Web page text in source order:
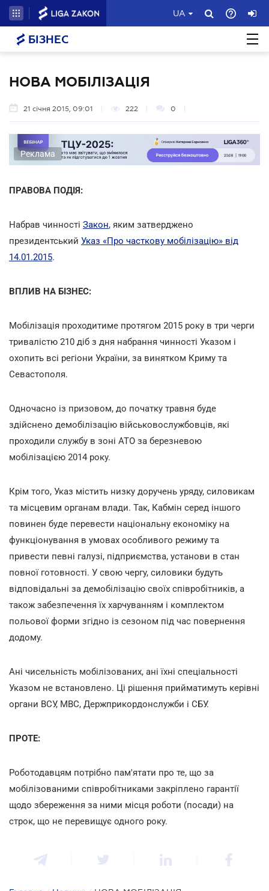
UA
БІЗНЕС
НОВА МОБІЛІЗАЦІЯ
21 січня 2015, 09:01 222 0
Реклама
ПРАВОВА ПОДІЯ:
Набрав чинності Закон, яким затверджено
президентський Указ «Про часткову мобілізацію» від
14.01.2015.
ВПЛИВ НА БІЗНЕС:
Мобілізація проходитиме протягом 2015 року в три черги
тривалістю 210 діб з дня набрання чинності Указом і
охопить всі регіони України, за винятком Криму та
Севастополя.
Одночасно із призовом, до початку травня буде
здійснено демобілізацію військовослужбовців, які
проходили службу в зоні АТО за березневою
мобілізацією 2014 року.
Крім того, Указ містить низку доручень уряду, силовикам
та місцевим органам влади. Так, Кабмін серед іншого
повинен буде перевести національну економіку на
функціонування в умовах особливого режиму та
привести певні галузі, підприємства, установи в стан
повної готовності. У свою чергу, силовики будуть
відповідальні за демобілізацію своїх співробітників, а
також забезпечення їх харчуванням і комплектом
польової форми згідно із сезоном під час повернення
додому.
Ані чисельність мобілізованих, ані їхні спеціальності
Указом не встановлено. Ці рішення прийматимуть керівні
органи ВСУ, МВС, Держприкордонслужби і СБУ.
ПРОТЕ:
Роботодавцям потрібно пам'ятати про те, що за
мобілізованими співробітниками закріплено гарантії
щодо збереження за ними місця роботи (посади) на
строк, що не перевищує одного року.